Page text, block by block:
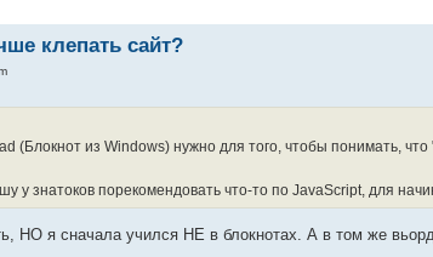
клепать сайт?
(Блокнот из Windows) нужно для того, чтобы понимать,
у знатоков порекомендовать что-то по JavaScript, для
НО я сначала учился НЕ в блокнотах. А в том же